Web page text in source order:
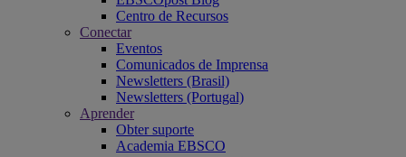
Centro de Recursos
Conectar
Eventos
Comunicados de Imprensa
Newsletters (Brasil)
Newsletters (Portugal)
Aprender
Obter suporte
Academia EBSCO